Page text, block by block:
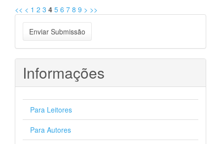
<< < 1 2 3 4 5 6 7 8 9 > >>
Enviar
Submissão
Enviar Submissão
Informações
Para Leitores
Para Autores